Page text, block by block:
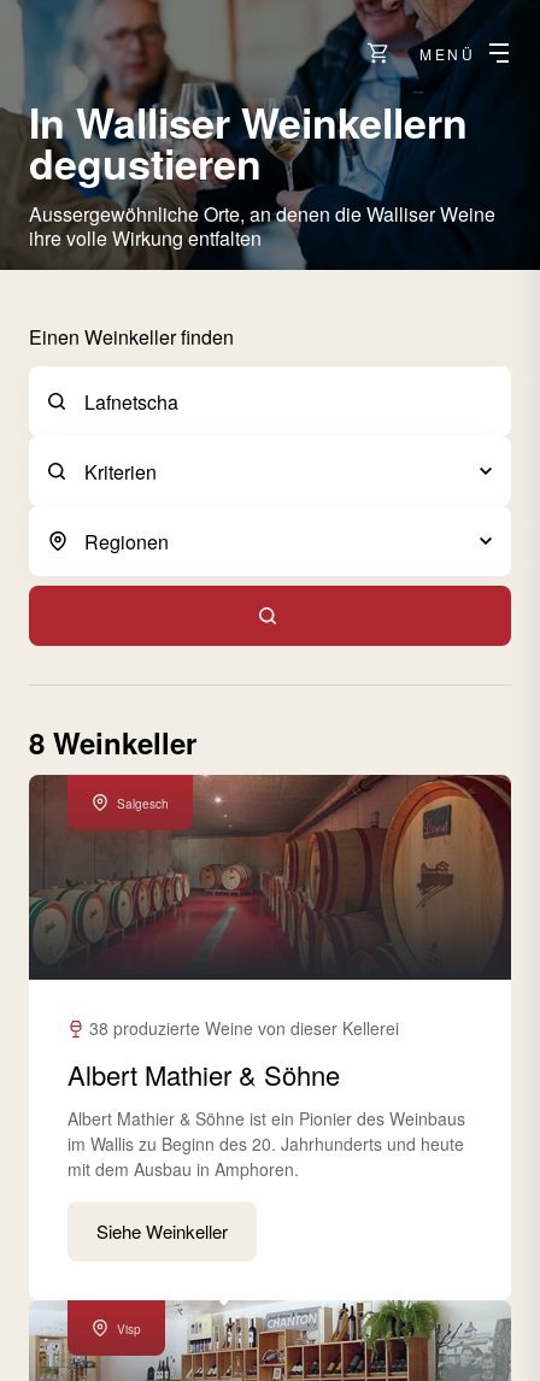
MENÜ
In Walliser Weinkellern
degustieren
Aussergewöhnliche Orte, an denen die Walliser Weine
ihre volle Wirkung entfalten
Einen Weinkeller finden
8 Weinkeller
Salgesch
38 produzierte Weine von dieser Kellerei
Albert Mathier & Söhne
Albert Mathier & Söhne ist ein Pionier des Weinbaus
im Wallis zu Beginn des 20. Jahrhunderts und heute
mit dem Ausbau in Amphoren.
Siehe Weinkeller
Visp